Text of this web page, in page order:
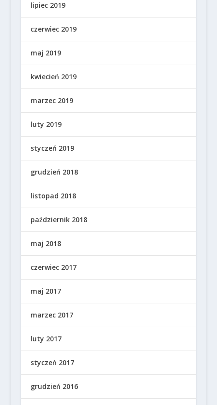
lipiec 2019
czerwiec 2019
maj 2019
kwiecień 2019
marzec 2019
luty 2019
styczeń 2019
grudzień 2018
listopad 2018
październik 2018
maj 2018
czerwiec 2017
maj 2017
marzec 2017
luty 2017
styczeń 2017
grudzień 2016